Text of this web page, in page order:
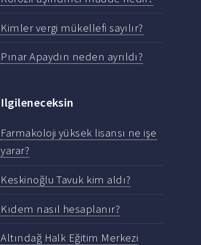
Kimler vergi mükellefi sayılır?
Pınar Apaydın neden ayrıldı?
Ilgileneceksin
Farmakoloji yüksek lisansı ne işe
yarar?
Keskinoğlu Tavuk kim aldı?
Kıdem nasıl hesaplanır?
Altındağ Halk Eğitim Merkezi